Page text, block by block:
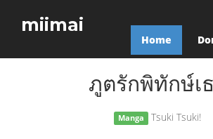
miimai
Home
ภูตรักพิทักษ์เ
Manga Tsuki Tsuki!